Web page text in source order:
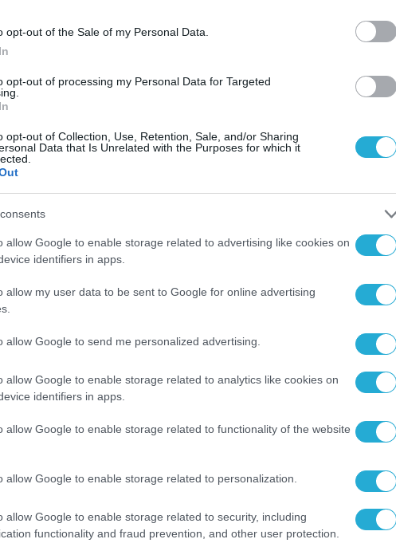
opt-out of the Sale of my Personal Data.
opt-out of processing my Personal Data for Targeted
opt-out of Collection, Use, Retention, Sale, and/or Sharing
Data that Is Unrelated with the Purposes for which it
allow Google to enable storage related to advertising like cookies on
identifiers in apps.
allow my user data to be sent to Google for online advertising
allow Google to send me personalized advertising.
allow Google to enable storage related to analytics like cookies on
identifiers in apps.
allow Google to enable storage related to functionality of the website
allow Google to enable storage related to personalization.
allow Google to enable storage related to security, including
functionality and fraud prevention, and other user protection.
συμμάχους της φύσης και η προστασία
της βιοποικιλότητας και την ισορροπία των
the Change”, οι άνθρωποί μας είχαν την
μπορεί να συμβάλει σε κάτι πολύ μεγαλύτερο:
όλους. Στην AEGEAN πιστεύουμε ότι η
μετατρέπεται σε δράση και όταν οι άνθρωποι
Η σημερινή δράση αποτελεί την αφετηρία μιας
όλη τη διάρκεια της χρονιάς, με στόχο να
ένα θετικό αποτύπωμα στο περιβάλλον»,
Affairs Officer της AEGEAN.
για τη συνεργασία και τη συμβολή της στην
εργαζομένους της
που
Μέσα από τέτοιου είδους πρωτοβουλίες, η
της για υπεύθυνη ανάπτυξη, προστασία του
αποδεικνύοντας ότι οι μικρές συλλογικές
αλλαγές.